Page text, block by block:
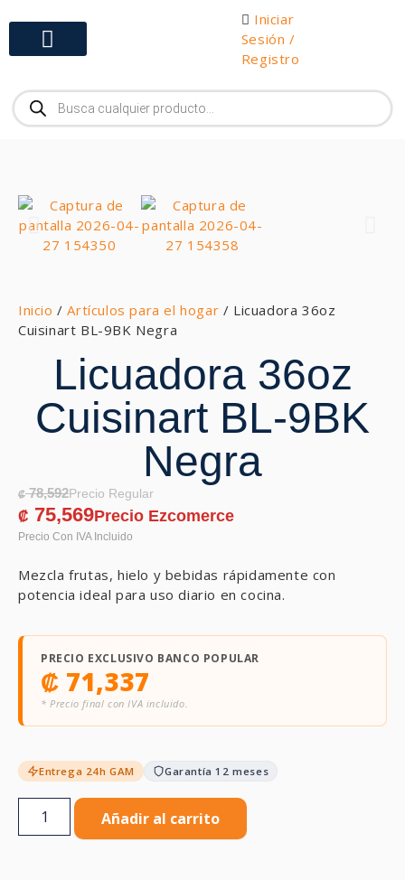
Iniciar
Sesión /
Registro
Inicio /Artículos para el hogar / Licuadora 36oz
Cuisinart BL-9BK Negra
Licuadora 36oz
Cuisinart BL-9BK
Negra
₡78,592
₡ 75,569
Mezcla frutas, hielo y bebidas rápidamente con
potencia ideal para uso diario en cocina.
PRECIO EXCLUSIVO BANCO POPULAR
₡ 71,337
* Precio final con IVA incluido.
Entrega 24h GAM Garantía 12 meses
Añadir al carrito